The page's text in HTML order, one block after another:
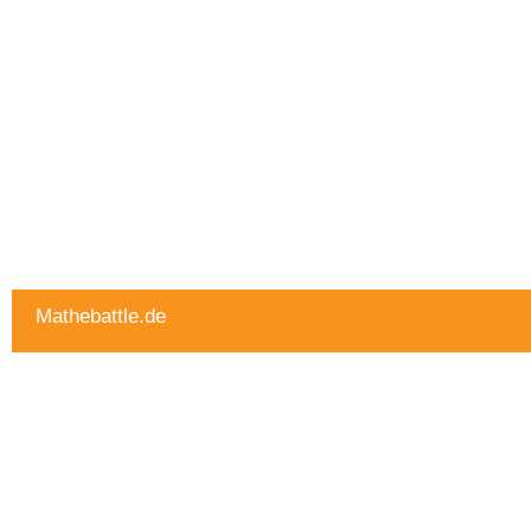
Mathebattle.de